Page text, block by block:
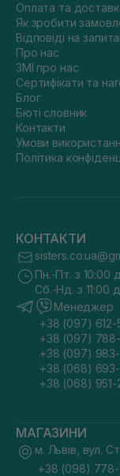
Оплата та
Як зробити
Відповіді на
Про нас
ЗМІ про нас
Сертифікати та
Блог
Бюті словник
Контакти
Умови
Політика
КОНТАКТИ
Пн.-Пт. з 10:00
Сб.-Нд. з 11:00
Менеджер
+38 (097) 612-
+38 (097)
+38 (097)
+38 (068)
+38 (068) 951-
МАГАЗИНИ
м. Львів, вул.
+38 (098) 778-